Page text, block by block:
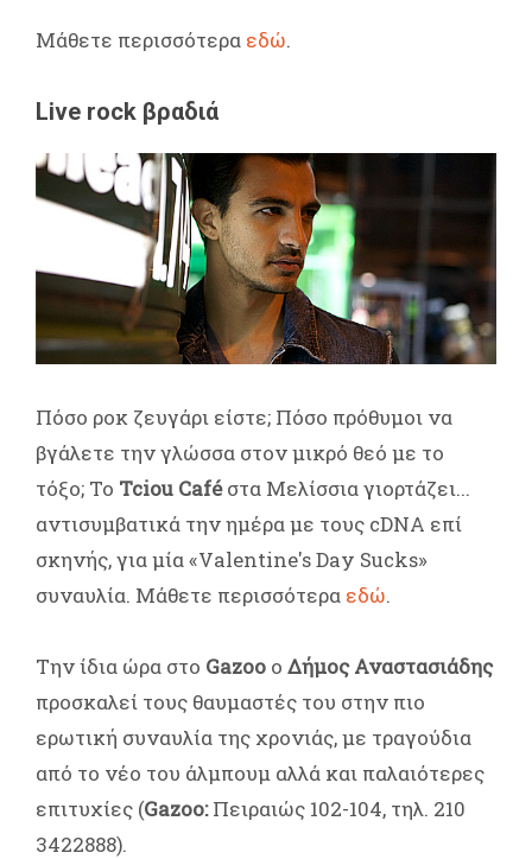
Μάθετε περισσότερα εδώ.
Live rock βραδιά
Πόσο ροκ ζευγάρι είστε; Πόσο πρόθυμοι να
βγάλετε την γλώσσα στον μικρό θεό με το
τόξο; To Tciou Caféστα Μελίσσια γιορτάζει...
αντισυμβατικά την ημέρα με τους cDNA επί
σκηνής, για μία «Valentine's Day Sucks»
συναυλία. Μάθετε περισσότερα εδώ.
Την ίδια ώρα στο Gazoo ο Δήμος Αναστασιάδης
προσκαλεί τους θαυμαστές του στην πιο
ερωτική συναυλία της χρονιάς, με τραγούδια
από το νέο του άλμπουμ αλλά και παλαιότερες
επιτυχίες (Gazoo:Πειραιώς 102-104, τηλ. 210
3422888).